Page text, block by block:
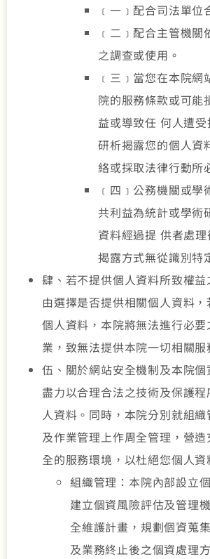
﹝一﹞配合司法單位
﹝二﹞配合主管機
之調查或使用。
﹝三﹞當您在本院
院的服務條款或可能
益或導致任 何人遭
研析揭露您的個人資
絡或採取法律行動所
﹝四﹞公務機關或
共利益為統計或學術
資料經過提 供者處
揭露方式無從識別特
肆、若不提供個人資料所致權
由選擇是否提供相關個人資料
個人資料，本院將無法進行必
業，致無法提供本院一切相關服
伍、關於網站安全機制及本院
盡力以合理合法之技術及保護
人資料。同時，本院分別就組
及作業管理上作周全管理，營
全的服務環境，以杜絕您個人資
組織管理：本院內部設立
建立個資風險評估及管理
全維護計畫，規劃個資蒐
及業務終止後之個資處理